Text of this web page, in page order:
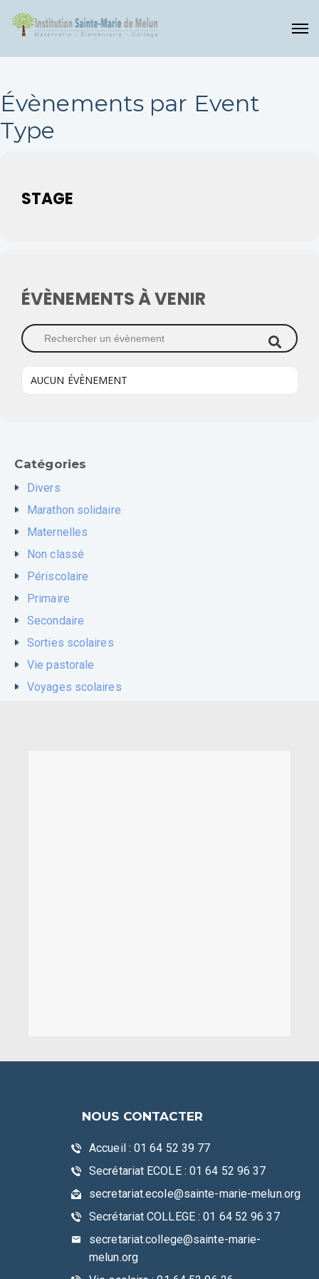
Évènements par Event
Type
STAGE
ÉVÈNEMENTS À VENIR
Rechercher un évènement
AUCUN ÉVÈNEMENT
Catégories
Divers
Marathon solidaire
Maternelles
Non classé
Périscolaire
Primaire
Secondaire
Sorties scolaires
Vie pastorale
Voyages scolaires
NOUS CONTACTER
Accueil : 01 64 52 39 77
Secrétariat ECOLE : 01 64 52 96 37
secretariat.ecole@sainte-marie-melun.org
Secrétariat COLLEGE : 01 64 52 96 37
secretariat.college@sainte-marie-
melun.org